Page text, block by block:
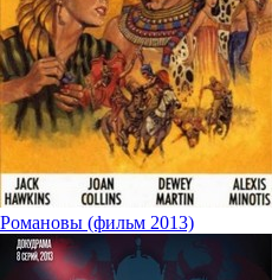
Романовы (фильм 2013)